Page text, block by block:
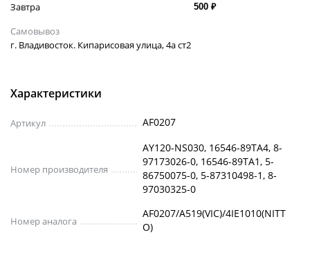
Завтра
500 ₽
Самовывоз
г. Владивосток. Кипарисовая улица, 4а ст2
Характеристики
Артикул AF0207
Номер производителя
AY120-NS030, 16546-89TA4, 8-
97173026-0, 16546-89TA1, 5-
86750075-0, 5-87310498-1, 8-
97030325-0
Номер аналога
AF0207/A519(VIC)/4IE1010(NITT
O)